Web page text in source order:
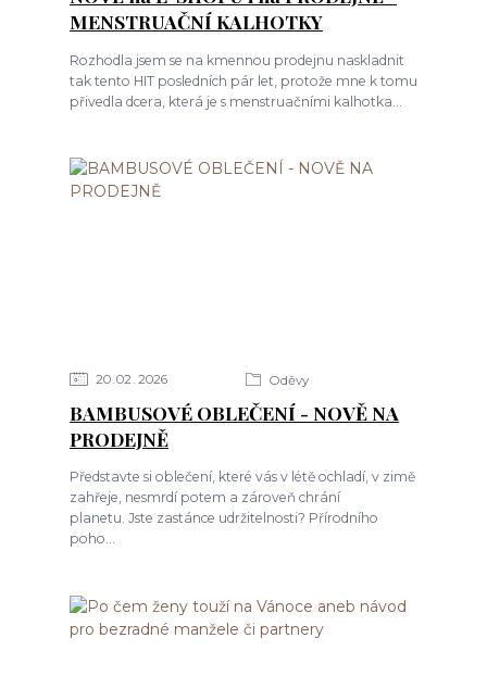
MENSTRUAČNÍ KALHOTKY
Rozhodla jsem se na kmennou prodejnu naskladnit
tak tento HIT posledních pár let, protože mne k tomu
přivedla dcera, která je s menstruačními kalhotka...
20 02 2026 Oděvy
BAMBUSOVÉ OBLEČENÍ - NOVĚ NA
PRODEJNĚ
Představte si oblečení, které vás v létě ochladí, v zimě
zahřeje, nesmrdí potem a zároveň chrání
planetu. Jste zastánce udržitelnosti? Přírodního
poho...